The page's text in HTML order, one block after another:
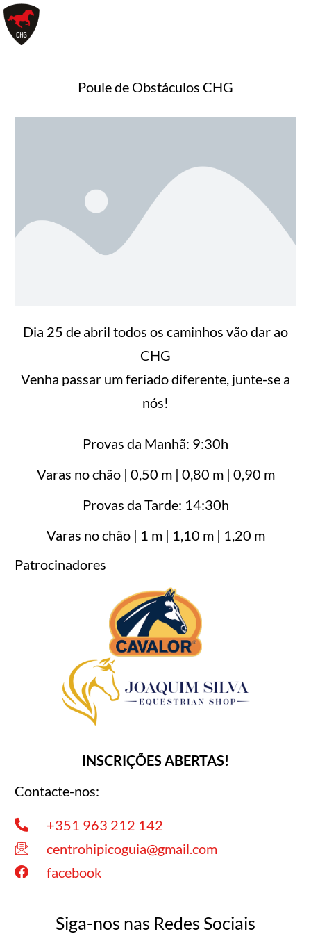
Skip
to
Poule de Obstáculos CHG
Dia 25 de abril todos os caminhos vão dar ao
CHG
Venha passar um feriado diferente, junte-se a
nós!
Provas da Manhã: 9:30h
Varas no chão | 0,50 m | 0,80 m | 0,90 m
Provas da Tarde: 14:30h
Varas no chão | 1 m | 1,10 m | 1,20 m
Patrocinadores
INSCRIÇÕES ABERTAS!
Contacte-nos:
+351 963 212 142
centrohipicoguia@gmail.com
facebook
Siga-nos nas Redes Sociais